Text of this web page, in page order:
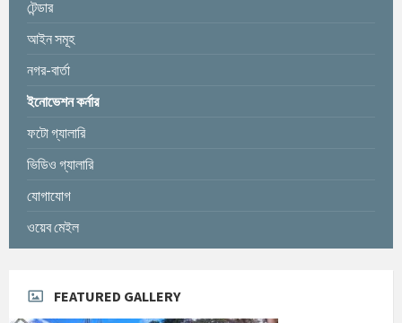
টেন্ডার
আইন সমূহ
নগর-বার্তা
ইনোভেশন কর্নার
ফটো গ্যালারি
ভিডিও গ্যালারি
যোগাযোগ
ওয়েব মেইল
FEATURED GALLERY